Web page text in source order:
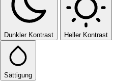
Dunkler Kontrast Heller Kontrast
Sättigung